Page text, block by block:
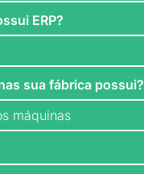
ERP?
sua fábrica possui?